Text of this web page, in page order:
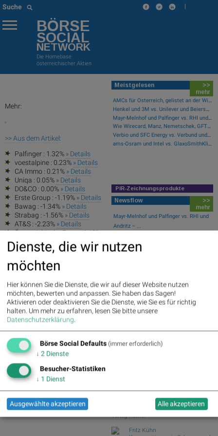
Suche |
BÖRSE
SOCIAL
NETWORK
Die Homebase
österreichischer Aktien
Mehr:
>> Aus dem Artikel:
Palfinger : 1.32% » Details
voestalpine : 0.23% » Details
CA Immo : 0.21% » Details
Uniqa : 0.05% » Details
DO&CO : 0.00% » Details
Erste Group : -1.19% » Details
Bawag : -1.34% » Details
Strabag : -1.56% » Details
AT&S : -2.23% » Details
Österreichische Post : -4.48%»
Details
Meistgelesen
>>
mehr
AMCs für Österreich, gelistet an der Wiener Börse
Henkel und 3M vs. Unilever und Beiersdorf – kommentierter KW 32 Peer Group Watch Konsumgüter
Mayr-Melnhof und Palfinger vs. RHI und Andritz – kommentierter KW 32 Peer Group Watch Zykliker Österreich
Wie Wirecard, Manz, Nemetschek, GFT Technologies, SAP und Rocket Internet für Gesprächsstoff sorgten
Verbio und SFC Energy vs. Verbund und Ballard Power Systems – kommentierter KW 32 Peer Group Watch Energie
ams-Osram und Intel vs. GlaxoSmithKline und Ford Motor Co. – kommentierter KW 32 Peer Group Watch Global Innovation 1000
PIR-Zeichnungsprodukte
Newsflow
>>
mehr
Mayr-Melnhof und Palfinger vs. RHI und
Andritz – ...
Zurich Insur...
Salzgitter und...
Garmin und adidas vs. World Wrestling
Entertainme...
Silver Standard Resources und Royal
Börse Social Club Board
Verlag Kettler
Fritz Kühn
Dienste, die wir nutzen
möchten
Hier können Sie die Dienste, die wir auf dieser Website nutzen
möchten, bewerten und anpassen. Sie haben das Sagen!
Aktivieren oder deaktivieren Sie die Dienste, wie Sie es für richtig
halten. Um mehr zu erfahren, lesen Sie bitte unsere
Datenschutzerklärung.
Börse Social Defaults (immer erforderlich)
↓ 2 Dienste
Besucher-Statistiken
↓ 1 Dienst
Ausgewählte akzeptieren Alle akzeptieren